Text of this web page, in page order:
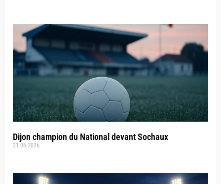
Dijon champion du National devant Sochaux
21.06.2026